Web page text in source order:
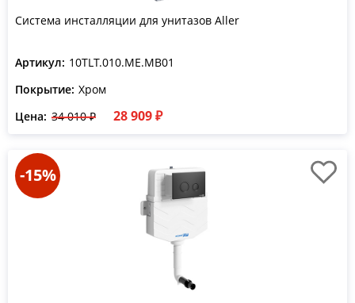
Система инсталляции для унитазов Aller
Артикул: 10TLT.010.ME.MB01
Покрытие: Хром
Цена: 34 010 ₽ 28 909 ₽
-15%